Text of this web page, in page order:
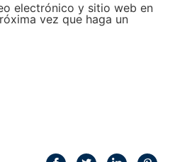
electrónico y sitio web en
vez que haga un